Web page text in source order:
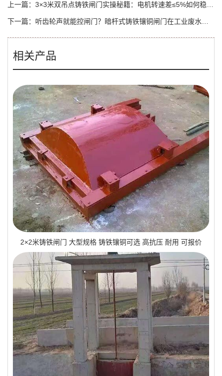
上一篇： 3×3米双吊点铸铁闸门实操秘籍：电机转速差≤5%如何稳如磐石？
下一篇： 听齿轮声就能控闸门？暗杆式铸铁镶铜闸门在工业废水渠的“无声**”之道
相关产品
2×2米铸铁闸门 大型规格 铸铁镶铜可选 高抗压 耐用 可报价